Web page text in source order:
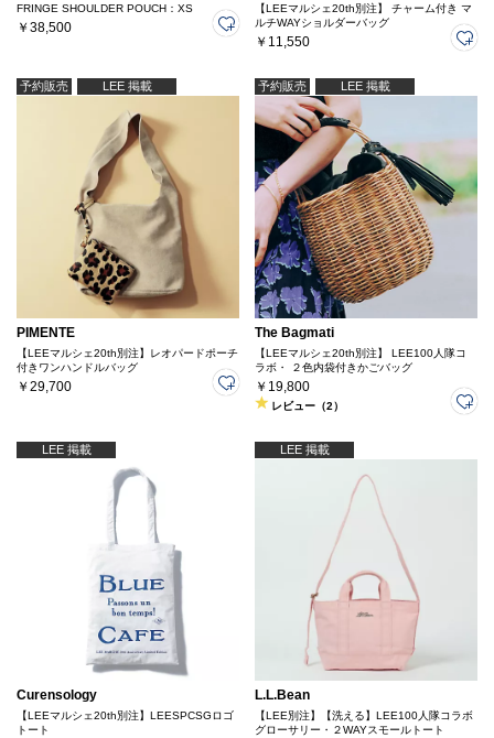
FRINGE SHOULDER POUCH：XS
￥38,500
【LEEマルシェ20th別注】 チャーム付き マ
ルチWAYショルダーバッグ
￥11,550
予約販売 LEE 掲載
PIMENTE
【LEEマルシェ20th別注】レオパードポーチ
付きワンハンドルバッグ
￥29,700
予約販売 LEE 掲載
The Bagmati
【LEEマルシェ20th別注】 LEE100人隊コ
ラボ・ ２色内袋付きかごバッグ
￥19,800
レビュー（2）
LEE 掲載
Curensology
【LEEマルシェ20th別注】LEESPCSGロゴ
トート
LEE 掲載
L.L.Bean
【LEE別注】【洗える】LEE100人隊コラボ
グローサリー・２WAYスモールトート